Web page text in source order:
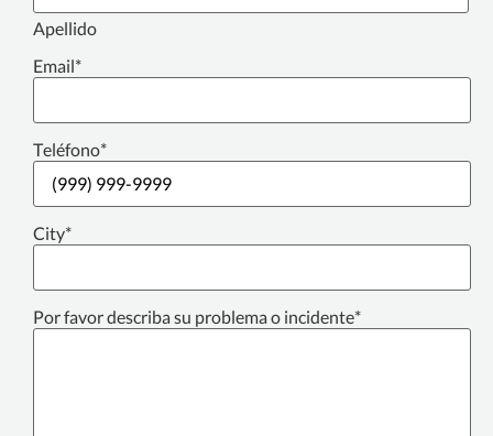
Apellido
Email*
Teléfono*
City*
Por favor describa su problema o incidente*